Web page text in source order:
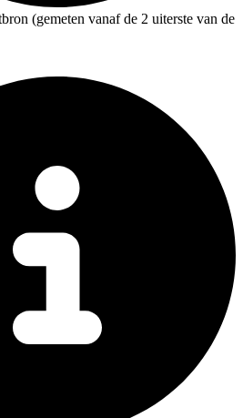
(gemeten vanaf de 2 uiterste van de